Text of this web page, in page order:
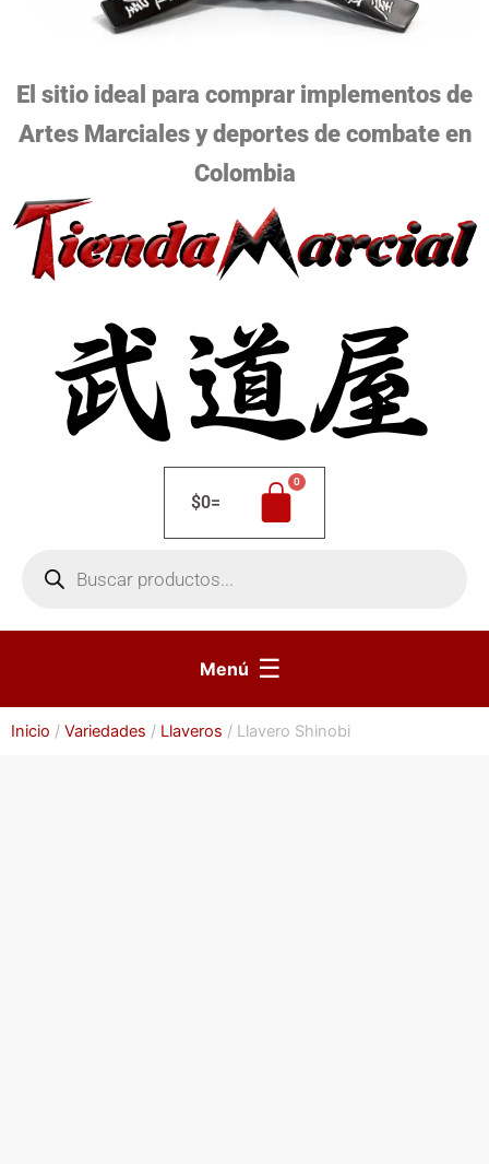
El sitio ideal para comprar implementos de
Artes Marciales y deportes de combate en
Colombia
$0=
productos
Menú ☰
Inicio / Variedades / Llaveros / Llavero Shinobi